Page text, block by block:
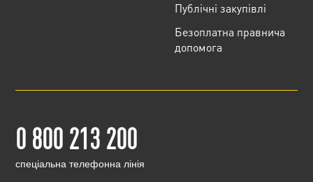
Публічні закупівлі
Безоплатна правнича
допомога
0 800 213 200
cпеціальна телефонна лінія